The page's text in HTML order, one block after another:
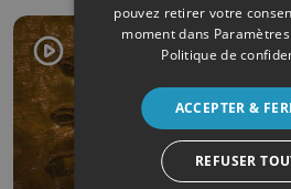
pouvez retirer votre
moment dans
Politique de
ACCEPTER &
REFUSER